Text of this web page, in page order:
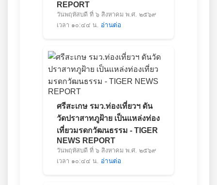
REPORT
วันพฤหัสบดี ที่ ๖ สิงหาคม พ.ศ. ๒๕๖๙
เวลา ๑๐:๔๔ น. อ่านต่อ
ศรีสะเกษ รมว.ท่องเที่ยวฯ ดัน
วัดปราสาทภูฝ้าย เป็นแหล่งท่อง
เที่ยวมรดกวัฒนธรรม - TIGER
NEWS REPORT
วันพฤหัสบดี ที่ ๖ สิงหาคม พ.ศ. ๒๕๖๙
เวลา ๑๐:๔๔ น. อ่านต่อ